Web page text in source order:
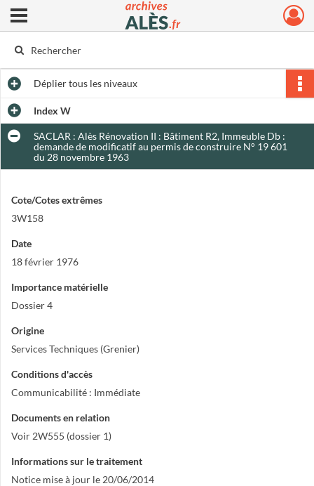
Archives municipales d'Alès
Ouvrir le menu déroulant
Dépliertous les niveaux
Index W
SACLAR : Alès Rénovation II : Bâtiment R2, Immeuble Db :
demande de modificatif au permis de construire N° 19 601
du 28 novembre 1963
Cote/Cotes extrêmes
3W158
Date
18 février 1976
Importance matérielle
Dossier 4
Origine
Services Techniques (Grenier)
Conditions d'accès
Communicabilité : Immédiate
Documents en relation
Voir 2W555 (dossier 1)
Informations sur le traitement
Notice mise à jour le 20/06/2014